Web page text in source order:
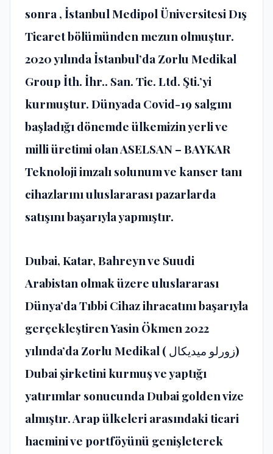
sonra , İstanbul Medipol Üniversitesi Dış
Ticaret bölümünden mezun olmuştur.
2020 yılında İstanbul’da Zorlu Medikal
Group İth. İhr.. San. Tic. Ltd. Şti.’yi
kurmuştur. Dünyada Covid-19 salgını
başladığı dönemde ülkemizin yerli ve
milli üretimi olan ASELSAN – BAYKAR
Teknoloji imzalı solunum ve kanser tanı
cihazlarını uluslararası pazarlarda
satışını başarıyla yapmıştır.
Dubai, Katar, Bahreyn ve Suudi
Arabistan olmak üzere uluslararası
Dünya’da Tıbbi Cihaz ihracatını başarıyla
gerçekleştiren Yasin Ökmen 2022
yılında’da Zorlu Medikal ( زورلو ميديكال)
Dubai şirketini kurmuş ve yaptığı
yatırımlar sonucunda Dubai golden vize
almıştır. Arap ülkeleri arasındaki ticari
hacmini ve portföyünü genişleterek